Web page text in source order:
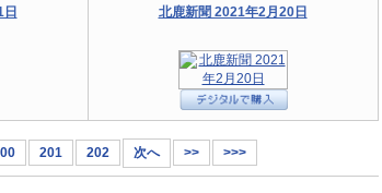
北鹿新聞 2021年2月20日
201 202 次へ >> >>>